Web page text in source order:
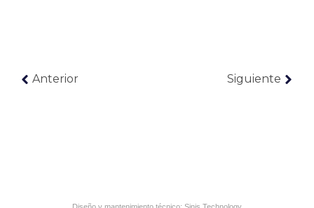
Anterior Siguiente